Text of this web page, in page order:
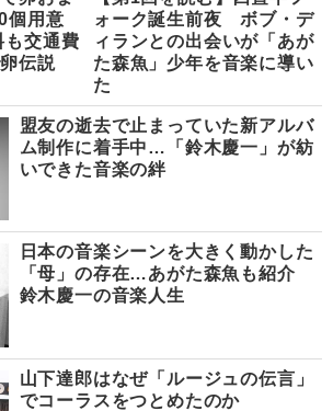
個用意
交通費
伝説
ォーク誕生前夜 ボブ・デ
ィランとの出会いが「あが
た森魚」少年を音楽に導い
た
盟友の逝去で止まっていた新アルバ
ム制作に着手中…「鈴木慶一」が紡
いできた音楽の絆
日本の音楽シーンを大きく動かした
「母」の存在…あがた森魚も紹介
鈴木慶一の音楽人生
山下達郎はなぜ「ルージュの伝言」
でコーラスをつとめたのか